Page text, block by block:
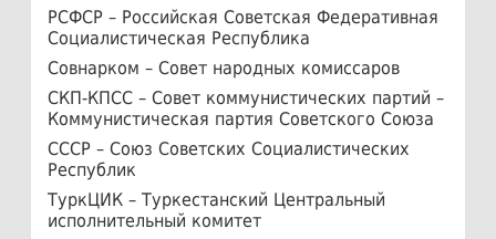
РСФСР – Российская Советская Федеративная
Социалистическая Республика
Совнарком – Совет народных комиссаров
СКП-КПСС – Совет коммунистических партий –
Коммунистическая партия Советского Союза
СССР – Союз Советских Социалистических
Республик
ТуркЦИК – Туркестанский Центральный
исполнительный комитет